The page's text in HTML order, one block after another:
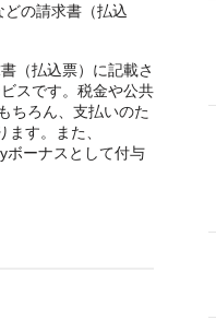
の請求書（払込
（払込票）に記載さ
スです。税金や公共
ちろん、支払いのた
す。また、
ボーナスとして付与